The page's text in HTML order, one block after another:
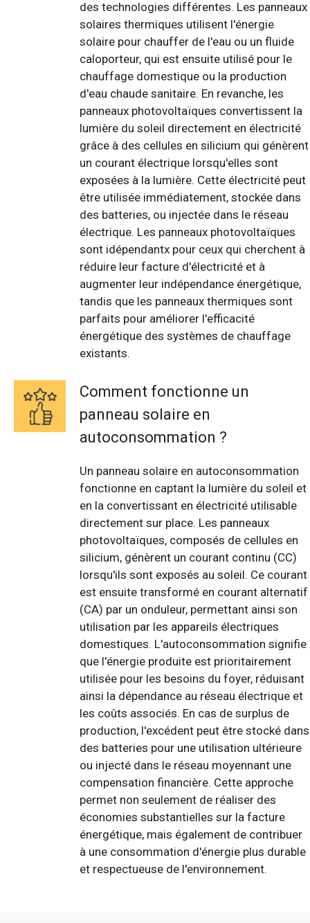
des technologies différentes. Les panneaux
solaires thermiques utilisent l'énergie
solaire pour chauffer de l'eau ou un fluide
caloporteur, qui est ensuite utilisé pour le
chauffage domestique ou la production
d'eau chaude sanitaire. En revanche, les
panneaux photovoltaïques convertissent la
lumière du soleil directement en électricité
grâce à des cellules en silicium qui génèrent
un courant électrique lorsqu'elles sont
exposées à la lumière. Cette électricité peut
être utilisée immédiatement, stockée dans
des batteries, ou injectée dans le réseau
électrique. Les panneaux photovoltaïques
sont idépendantx pour ceux qui cherchent à
réduire leur facture d'électricité et à
augmenter leur indépendance énergétique,
tandis que les panneaux thermiques sont
parfaits pour améliorer l'efficacité
énergétique des systèmes de chauffage
existants.
Comment fonctionne un
panneau solaire en
autoconsommation ?
Un panneau solaire en autoconsommation
fonctionne en captant la lumière du soleil et
en la convertissant en électricité utilisable
directement sur place. Les panneaux
photovoltaïques, composés de cellules en
silicium, génèrent un courant continu (CC)
lorsqu'ils sont exposés au soleil. Ce courant
est ensuite transformé en courant alternatif
(CA) par un onduleur, permettant ainsi son
utilisation par les appareils électriques
domestiques. L'autoconsommation signifie
que l'énergie produite est prioritairement
utilisée pour les besoins du foyer, réduisant
ainsi la dépendance au réseau électrique et
les coûts associés. En cas de surplus de
production, l'excédent peut être stocké dans
des batteries pour une utilisation ultérieure
ou injecté dans le réseau moyennant une
compensation financière. Cette approche
permet non seulement de réaliser des
économies substantielles sur la facture
énergétique, mais également de contribuer
à une consommation d'énergie plus durable
et respectueuse de l'environnement.